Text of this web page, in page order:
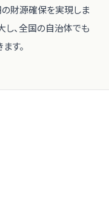
財源確保を実現しま
、全国の自治体でも
す。